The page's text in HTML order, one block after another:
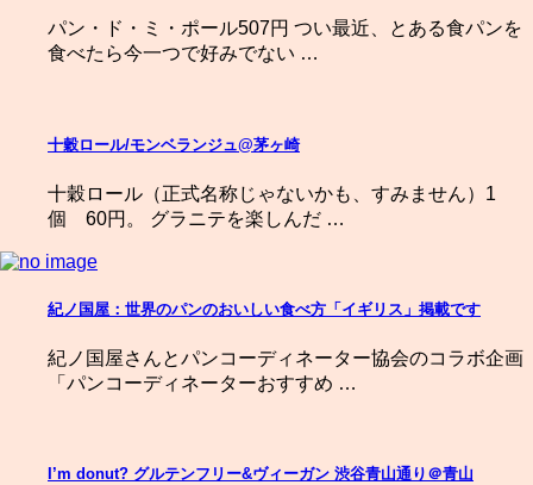
パン・ド・ミ・ポール507円 つい最近、とある食パンを
食べたら今一つで好みでない …
十穀ロール/モンベランジュ@茅ヶ崎
十穀ロール（正式名称じゃないかも、すみません）1
個 60円。 グラニテを楽しんだ …
紀ノ国屋：世界のパンのおいしい食べ方「イギリス」掲載です
紀ノ国屋さんとパンコーディネーター協会のコラボ企画
「パンコーディネーターおすすめ …
I’m donut? グルテンフリー&ヴィーガン 渋谷青山通り＠青山